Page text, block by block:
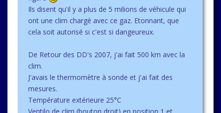
Ils disent qu'il y a plus de 5 milions de véhicule qui
ont une clim chargé avec ce gaz. Etonnant, que
cela soit autorisé si c'est si dangeureux.
De Retour des DD's 2007, j'ai fait 500 km avec la
clim.
J'avais le thermomètre à sonde et j'ai fait des
mesures.
Température extérieure 25°C